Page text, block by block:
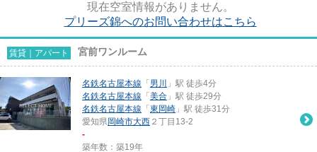
現在空室情報がありません。
プリーズ錦へのお問い合わせはこちら
賃貸｜アパート 宮前ワンルーム
名鉄名古屋本線 「 男川
」駅 徒歩4分
名鉄名古屋本線 「 美合 」駅 徒歩29分
名鉄名古屋本線 「 東岡崎 」駅 徒歩31分
愛知県岡崎市大西 ２丁目13-2
-
築年数：築19年